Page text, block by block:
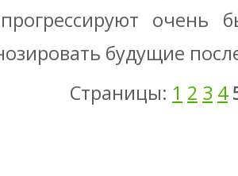
очень
будущие
Страницы: 1 2 3 4